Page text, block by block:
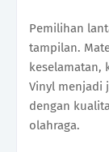
Pemilihan
tampilan.
keselamatan,
Vinyl menjadi
dengan
olahraga.